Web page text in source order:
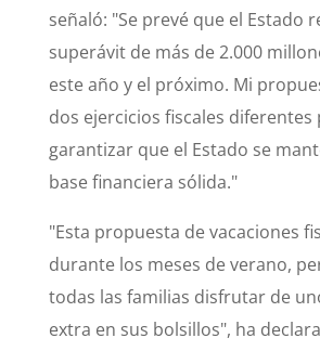
señaló: "Se prevé que el Estado
superávit de más de 2.000
este año y el próximo. Mi
dos ejercicios fiscales diferentes
garantizar que el Estado se
base financiera sólida."
"Esta propuesta de vacaciones
durante los meses de verano,
todas las familias disfrutar de
extra en sus bolsillos", ha